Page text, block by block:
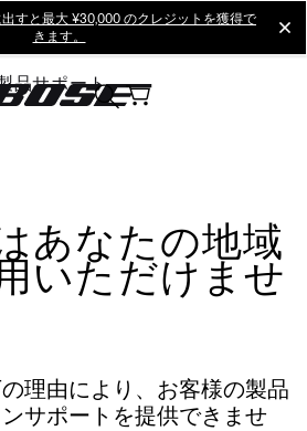
出すと最大 ¥30,000 のクレジットを獲得で
きます。
品サポート
あなたの地域
いただけませ
理由により、お客様の製品
サポートを提供できませ